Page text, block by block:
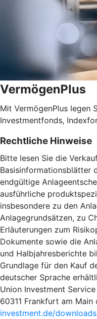
VermögenPlus
Mit VermögenPlus legen
Investmentfonds,
Rechtliche Hinweise
Bitte lesen Sie die
Basisinformationsblätter
endgültige
ausführliche
insbesondere zu den
Anlagegrundsätzen, zu
Erläuterungen zum
Dokumente sowie die
und Halbjahresberichte
Grundlage für den Kauf
deutscher Sprache
Union Investment
60311 Frankfurt am Main
investment.de/downloads